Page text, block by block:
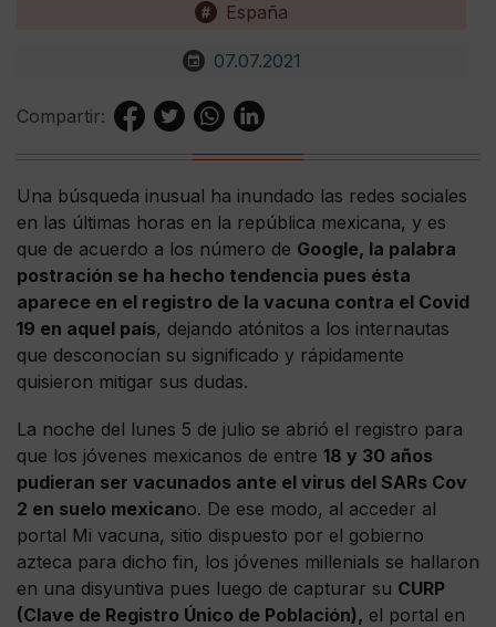
España
07.07.2021
Compartir:
Una búsqueda inusual ha inundado las redes sociales
en las últimas horas en la república mexicana, y es
que de acuerdo a los número de Google, la palabra
postración se ha hecho tendencia pues ésta
aparece en el registro de la vacuna contra el Covid
19 en aquel país, dejando atónitos a los internautas
que desconocían su significado y rápidamente
quisieron mitigar sus dudas.
La noche del lunes 5 de julio se abrió el registro para
que los jóvenes mexicanos de entre 18 y 30 años
pudieran ser vacunados ante el virus del SARs Cov
2 en suelo mexicano. De ese modo, al acceder al
portal Mi vacuna, sitio dispuesto por el gobierno
azteca para dicho fin, los jóvenes millenials se hallaron
en una disyuntiva pues luego de capturar su CURP
(Clave de Registro Único de Población), el portal en